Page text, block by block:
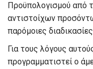
Προϋπολογισμού από
αντιστοίχων
παρόμοιες
Για τους λόγους
προγραμματιστεί ο